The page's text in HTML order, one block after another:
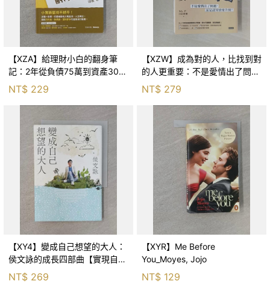
【XZA】給理財小白的翻身筆
記：2年從負債75萬到資產300
萬，ETF讓我走在財務自由路上_
鐵蛋
NT$ 229
【XZW】成為對的人，比找到對
的人更重要：不是愛情出了問
題，而是認知需要升級！_Mr. P
NT$ 279
【XY4】變成自己想望的大人：
侯文詠的成長四部曲【實現自
己】_侯文詠
NT$ 269
【XYR】Me Before
You_Moyes, Jojo
NT$ 129